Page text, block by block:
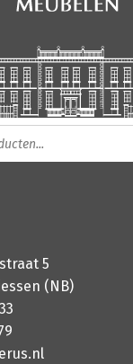
5
(NB)